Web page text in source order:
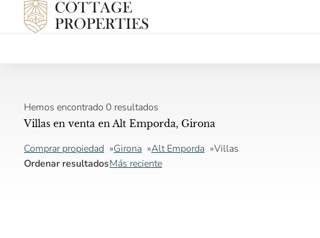
Hemos encontrado 0 resultados
Villas en venta en Alt Emporda, Girona
Comprar propiedad Girona Alt Emporda
Villas
Ordenar resultadosMás reciente